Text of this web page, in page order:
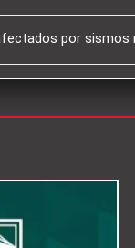
por